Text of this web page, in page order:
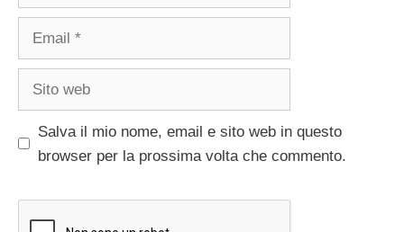
Salva il mio nome, email e sito web in questo
browser per la prossima volta che commento.